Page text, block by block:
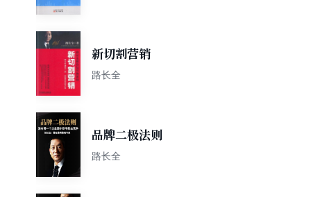
新切割营销
路长全
品牌二极法则
路长全